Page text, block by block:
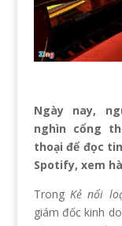
Ngày nay,
nghìn cổng
thoại để đọc
Spotify, xem
Trong Kẻ nổi
giám đốc kinh